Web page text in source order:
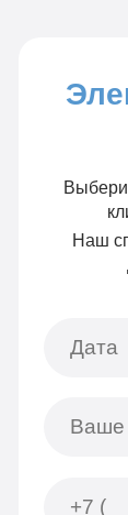
Наш